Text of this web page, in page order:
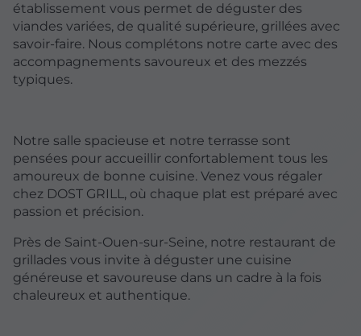
établissement vous permet de déguster des
viandes variées, de qualité supérieure, grillées avec
savoir-faire. Nous complétons notre carte avec des
accompagnements savoureux et des mezzés
typiques.
Notre salle spacieuse et notre terrasse sont
pensées pour accueillir confortablement tous les
amoureux de bonne cuisine. Venez vous régaler
chez DOST GRILL, où chaque plat est préparé avec
passion et précision.
Près de Saint-Ouen-sur-Seine, notre restaurant de
grillades vous invite à déguster une cuisine
généreuse et savoureuse dans un cadre à la fois
chaleureux et authentique.